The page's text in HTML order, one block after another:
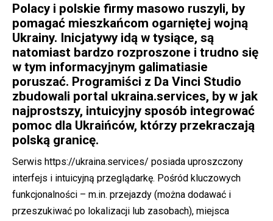
Polacy i polskie firmy masowo ruszyli, by
pomagać mieszkańcom ogarniętej wojną
Ukrainy. Inicjatywy idą w tysiące, są
natomiast bardzo rozproszone i trudno się
w tym informacyjnym galimatiasie
poruszać. Programiści z Da Vinci Studio
zbudowali portal ukraina.services, by w jak
najprostszy, intuicyjny sposób integrować
pomoc dla Ukraińców, którzy przekraczają
polską granicę.
Serwis https://ukraina.services/ posiada uproszczony
interfejs i intuicyjną przeglądarkę. Pośród kluczowych
funkcjonalności – m.in. przejazdy (można dodawać i
przeszukiwać po lokalizacji lub zasobach), miejsca